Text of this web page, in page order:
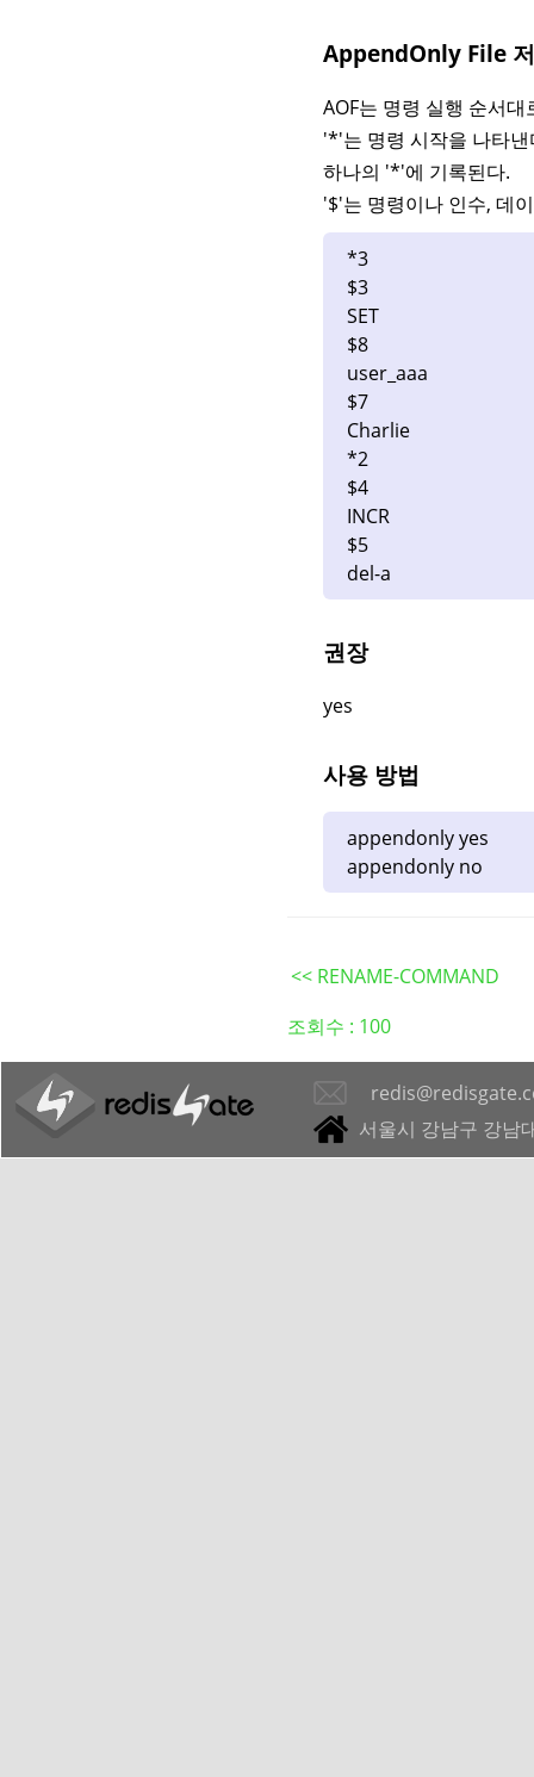
AppendOnly File
AOF는 명령 실행 순서
'*'는 명령 시작을 나타
하나의 '*'에 기록된다.
'$'는 명령이나 인수, 데
*3
$3
SET
$8
user_aaa
$7
Charlie
*2
$4
INCR
$5
del-a
권장
yes
사용 방법
appendonly yes
appendonly no
<< RENAME-COMMAND
조회수 : 100
서울시 강남구 강남